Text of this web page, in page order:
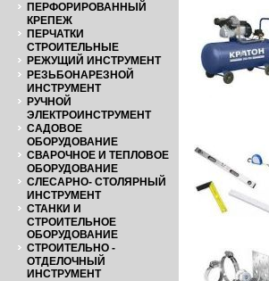
ПЕРФОРИРОВАННЫЙ
КРЕПЕЖ
ПЕРЧАТКИ
СТРОИТЕЛЬНЫЕ
РЕЖУЩИЙ ИНСТРУМЕНТ
РЕЗЬБОНАРЕЗНОЙ
ИНСТРУМЕНТ
РУЧНОЙ
ЭЛЕКТРОИНСТРУМЕНТ
САДОВОЕ
ОБОРУДОВАНИЕ
СВАРОЧНОЕ И ТЕПЛОВОЕ
ОБОРУДОВАНИЕ
СЛЕСАРНО- СТОЛЯРНЫЙ
ИНСТРУМЕНТ
СТАНКИ И
СТРОИТЕЛЬНОЕ
ОБОРУДОВАНИЕ
СТРОИТЕЛЬНО -
ОТДЕЛОЧНЫЙ
ИНСТРУМЕНТ